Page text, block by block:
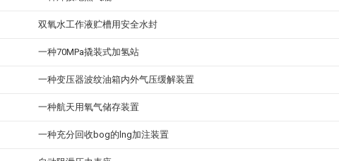
双氧水工作液贮槽用安全水封
一种70MPa撬装式加氢站
一种变压器波纹油箱内外气压缓解装置
一种航天用氧气储存装置
一种充分回收bog的lng加注装置